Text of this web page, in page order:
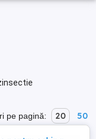
pe pagină: 20 50